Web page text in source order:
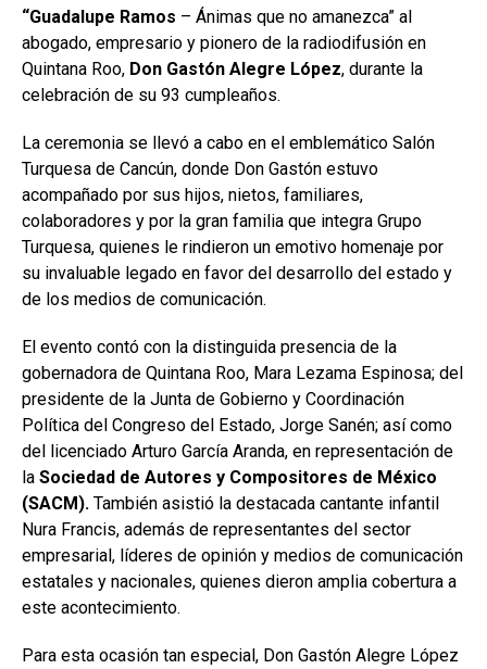
“Guadalupe Ramos – Ánimas que no amanezca” al
abogado, empresario y pionero de la radiodifusión en
Quintana Roo, Don Gastón Alegre López, durante la
celebración de su 93 cumpleaños.
La ceremonia se llevó a cabo en el emblemático Salón
Turquesa de Cancún, donde Don Gastón estuvo
acompañado por sus hijos, nietos, familiares,
colaboradores y por la gran familia que integra Grupo
Turquesa, quienes le rindieron un emotivo homenaje por
su invaluable legado en favor del desarrollo del estado y
de los medios de comunicación.
El evento contó con la distinguida presencia de la
gobernadora de Quintana Roo, Mara Lezama Espinosa; del
presidente de la Junta de Gobierno y Coordinación
Política del Congreso del Estado, Jorge Sanén; así como
del licenciado Arturo García Aranda, en representación de
la Sociedad de Autores y Compositores de México
(SACM). También asistió la destacada cantante infantil
Nura Francis, además de representantes del sector
empresarial, líderes de opinión y medios de comunicación
estatales y nacionales, quienes dieron amplia cobertura a
este acontecimiento.
Para esta ocasión tan especial, Don Gastón Alegre López